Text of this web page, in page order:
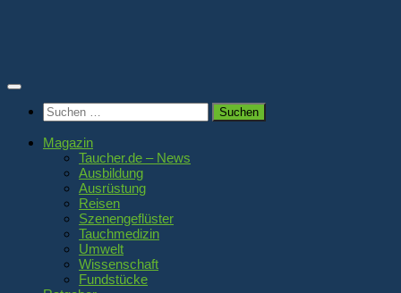
Suchen
nach:
Magazin
Taucher.de – News
Ausbildung
Ausrüstung
Reisen
Szenengeflüster
Tauchmedizin
Umwelt
Wissenschaft
Fundstücke